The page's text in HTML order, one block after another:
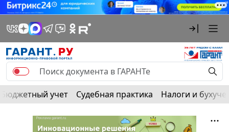
Бюджетный учет Судебная практика Налоги и